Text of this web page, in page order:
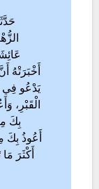
أَخْبَرَتْهُ
يَدْعُو فِي
الْقَبْرِ،
بِكَ
أَعُوذُ بِكَ
أَكْثَرَ